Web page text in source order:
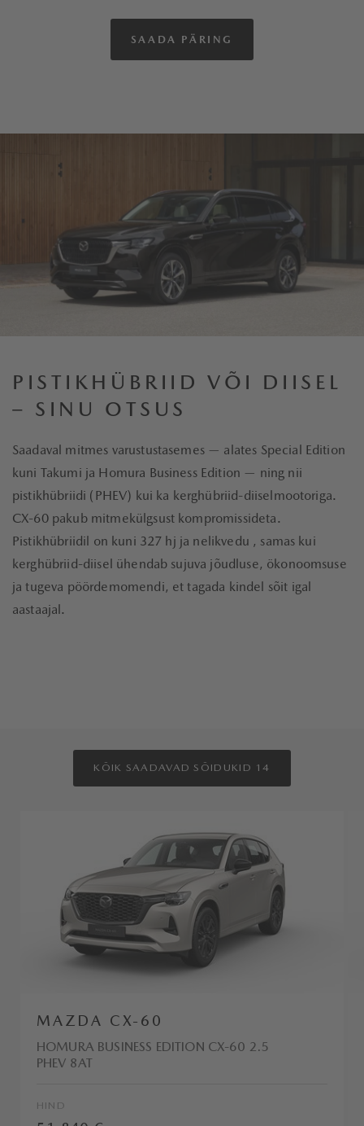
SAADA PÄRING
PISTIKHÜBRIID VÕI DIISEL
– SINU OTSUS
Saadaval mitmes varustustasemes — alates Special Edition
kuni Takumi ja Homura Business Edition — ning nii
pistikhübriidi (PHEV) kui ka kerghübriid-diiselmootoriga.
CX-60 pakub mitmekülgsust kompromissideta.
Pistikhübriidil on kuni 327 hj ja nelikvedu , samas kui
kerghübriid-diisel ühendab sujuva jõudluse, ökonoomsuse
ja tugeva pöördemomendi, et tagada kindel sõit igal
aastaajal.
KÕIK SAADAVAD SÕIDUKID 14
MAZDA CX-60
HOMURA BUSINESS EDITION CX-60 2.5
PHEV 8AT
HIND